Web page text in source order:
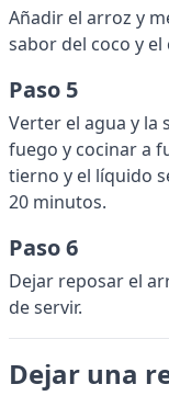
Añadir el arroz y
sabor del coco y el
Paso 5
Verter el agua y la
fuego y cocinar a
tierno y el líquido
20 minutos.
Paso 6
Dejar reposar el
de servir.
Dejar una